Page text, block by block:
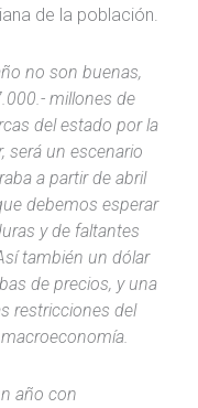
de la población.
no son buenas,
millones de
del estado por la
será un escenario
a partir de abril
debemos esperar
y de faltantes
también un dólar
de precios, y una
restricciones del
año con